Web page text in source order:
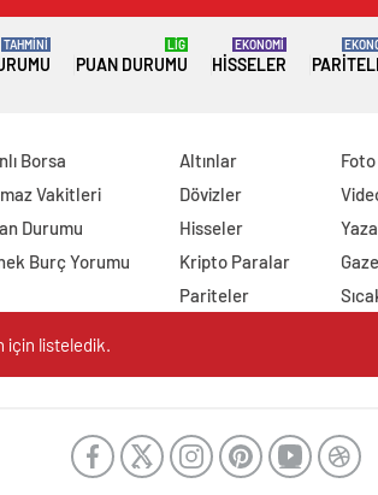
TAHMİNİ
PUAN DURUMU
LİG
HISSELER
EKONOMİ
Borsa
Vakitleri
Durumu
Burç Yorumu
Altınlar
Dövizler
Hisseler
Kripto Paralar
Pariteler
için listeledik.